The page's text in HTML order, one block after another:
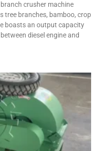
crusher machine
tree branches, bamboo, crop
boasts an output capacity
diesel engine and